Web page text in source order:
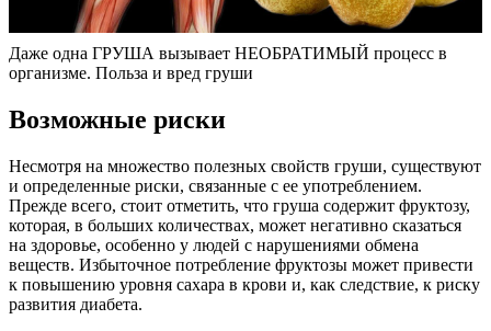
Даже одна ГРУША вызывает НЕОБРАТИМЫЙ процесс в
организме. Польза и вред груши
Возможные риски
Несмотря на множество полезных свойств груши, существуют
и определенные риски, связанные с ее употреблением.
Прежде всего, стоит отметить, что груша содержит фруктозу,
которая, в больших количествах, может негативно сказаться
на здоровье, особенно у людей с нарушениями обмена
веществ. Избыточное потребление фруктозы может привести
к повышению уровня сахара в крови и, как следствие, к риску
развития диабета.